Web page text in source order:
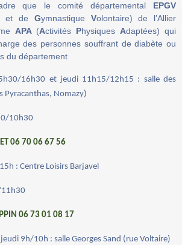
que le comité départemental EPGV
et de Gymnastique Volontaire) de l’Allier
APA(Activités Physiques Adaptées) qui
des personnes souffrant de diabète ou
du département
16h30 et jeudi 11h15/12h15 : salle des
Pyracanthas, Nomazy)
10h30
06 70 06 67 56
: Centre Loisirs Barjavel
11h30
06 73 01 08 17
9h/10h : salle Georges Sand (rue Voltaire)